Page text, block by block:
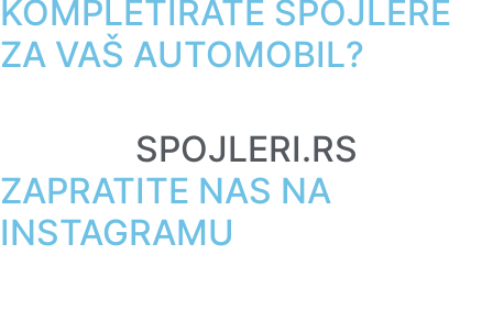
KOMPLETIRATE SPOJLERE
ZA VAŠ AUTOMOBIL?
SPOJLERI.RS
ZAPRATITE NAS NA
INSTAGRAMU